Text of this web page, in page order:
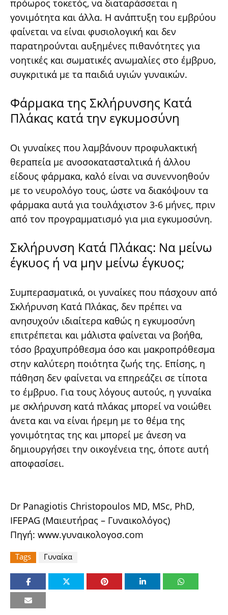
πρόωρος τοκετός, να διαταράσσεται η
γονιμότητα και άλλα. Η ανάπτυξη του εμβρύου
φαίνεται να είναι φυσιολογική και δεν
παρατηρούνται αυξημένες πιθανότητες για
νοητικές και σωματικές ανωμαλίες στο έμβρυο,
συγκριτικά με τα παιδιά υγιών γυναικών.
Φάρμακα της Σκλήρυνσης Κατά
Πλάκας κατά την εγκυμοσύνη
Οι γυναίκες που λαμβάνουν προφυλακτική
θεραπεία με ανοσοκατασταλτικά ή άλλου
είδους φάρμακα, καλό είναι να συνεννοηθούν
με το νευρολόγο τους, ώστε να διακόψουν τα
φάρμακα αυτά για τουλάχιστον 3-6 μήνες, πριν
από τον προγραμματισμό για μια εγκυμοσύνη.
Σκλήρυνση Κατά Πλάκας: Να μείνω
έγκυος ή να μην μείνω έγκυος;
Συμπερασματικά, οι γυναίκες που πάσχουν από
Σκλήρυνση Κατά Πλάκας, δεν πρέπει να
ανησυχούν ιδιαίτερα καθώς η εγκυμοσύνη
επιτρέπεται και μάλιστα φαίνεται να βοήθα,
τόσο βραχυπρόθεσμα όσο και μακροπρόθεσμα
στην καλύτερη ποιότητα ζωής της. Επίσης, η
πάθηση δεν φαίνεται να επηρεάζει σε τίποτα
το έμβρυο. Για τους λόγους αυτούς, η γυναίκα
με σκλήρυνση κατά πλάκας μπορεί να νοιώθει
άνετα και να είναι ήρεμη με το θέμα της
γονιμότητας της και μπορεί με άνεση να
δημιουργήσει την οικογένεια της, όποτε αυτή
αποφασίσει.
Dr Panagiotis Christopoulos MD, MSc, PhD,
IFEPAG (Μαιευτήρας – Γυναικολόγος)
Πηγή: www.γυναικολογοσ.com
Tags Γυναίκα